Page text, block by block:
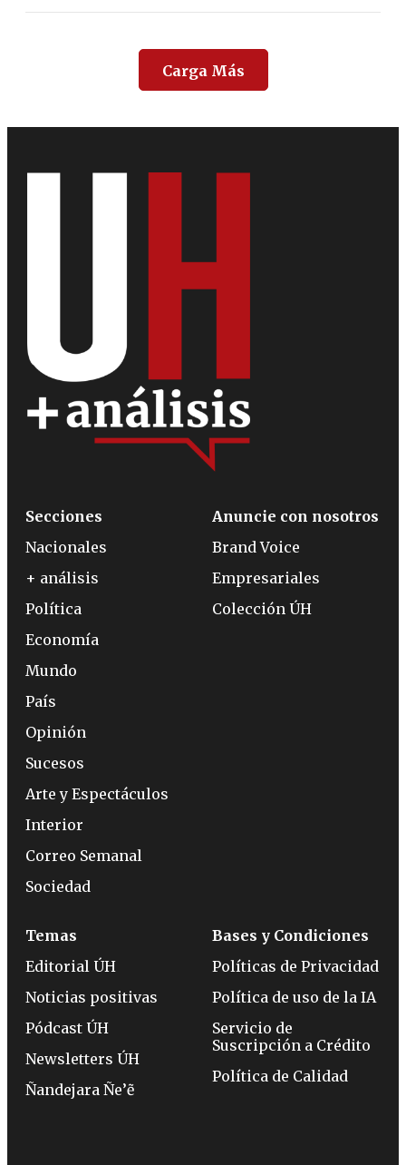
Carga Más
Secciones
Nacionales
+ análisis
Política
Economía
Mundo
País
Opinión
Sucesos
Arte y Espectáculos
Interior
Correo Semanal
Sociedad
Anuncie con nosotros
Brand Voice
Empresariales
Colección ÚH
Temas
Editorial ÚH
Noticias positivas
Pódcast ÚH
Newsletters ÚH
Ñandejara Ñe’ẽ
Bases y Condiciones
Políticas de Privacidad
Política de uso de la IA
Servicio de
Suscripción a Crédito
Política de Calidad